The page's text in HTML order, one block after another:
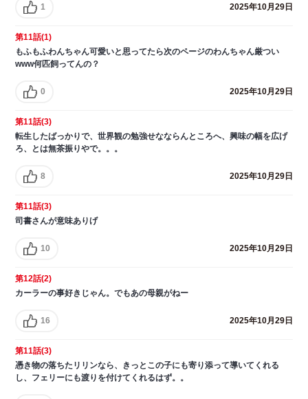
1 2025年10月29日
第11話(1)
もふもふわんちゃん可愛いと思ってたら次のページのわんちゃん厳つい
www何匹飼ってんの？
0 2025年10月29日
第11話(3)
転生したばっかりで、世界観の勉強せなならんところへ、興味の幅を広げ
ろ、とは無茶振りやで。。。
8 2025年10月29日
第11話(3)
司書さんが意味ありげ
10 2025年10月29日
第12話(2)
カーラーの事好きじゃん。でもあの母親がねー
16 2025年10月29日
第11話(3)
憑き物の落ちたリリンなら、きっとこの子にも寄り添って導いてくれる
し、フェリーにも渡りを付けてくれるはず。。